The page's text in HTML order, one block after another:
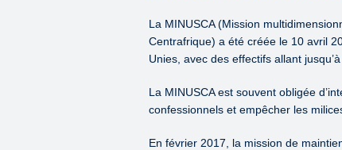
La MINUSCA (Mission
Centrafrique) a été créée le 10 avril
Unies, avec des effectifs allant
La MINUSCA est souvent obligée
confessionnels et empêcher les
En février 2017, la mission de